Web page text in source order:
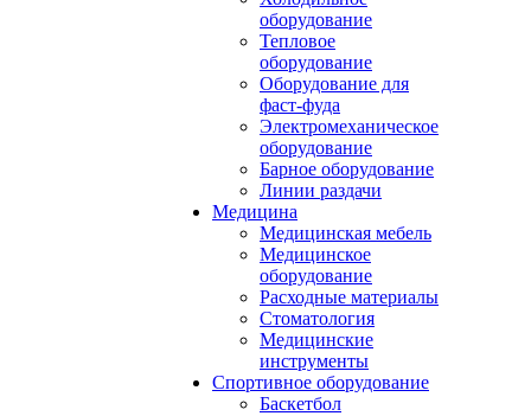
оборудование
Тепловое
оборудование
Оборудование для
фаст-фуда
Электромеханическое
оборудование
Барное оборудование
Линии раздачи
Медицина
Медицинская мебель
Медицинское
оборудование
Расходные материалы
Стоматология
Медицинские
инструменты
Спортивное оборудование
Баскетбол